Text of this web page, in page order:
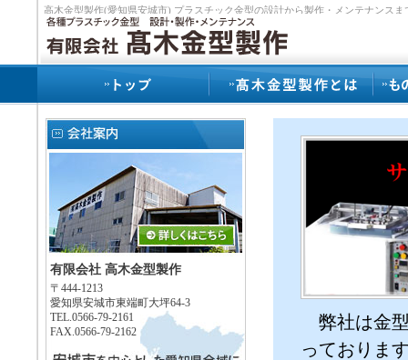
高木金型製作(愛知県安城市) プラスチック金型の設計から製作・メンテナンスま
弊社は金
っておりま
有限会社 高木金型製作
〒444-1213
愛知県安城市東端町大坪64-3
TEL.0566-79-2161
FAX.0566-79-2162